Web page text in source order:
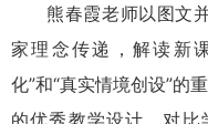
熊春霞老师以图文
家理念传递，解读新
化”和“真实情境创设”的
的优秀教学设计，对